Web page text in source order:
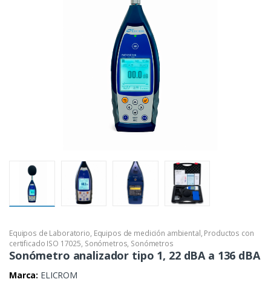
Equipos de Laboratorio, Equipos de medición ambiental, Productos con
certificado ISO 17025, Sonómetros, Sonómetros
Sonómetro analizador tipo 1, 22 dBA a 136 dBA
Marca: ELICROM